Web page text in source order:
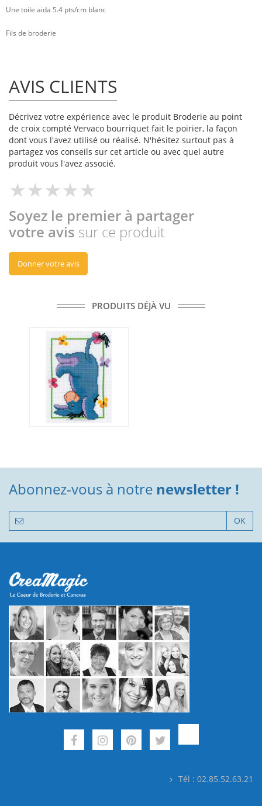
Une toile aida 5.4 pts/cm blanc
Fils de broderie
AVIS CLIENTS
Décrivez votre expérience avec le produit Broderie au point
de croix compté Vervaco bourriquet fait le poirier, la façon
dont vous l'avez utilisé ou réalisé. N'hésitez surtout pas à
partagez vos conseils sur cet article ou avec quel autre
produit vous l'avez associé.
Soyez le premier à partager
votre avis sur ce produit
Donner votre avis
PRODUITS DÉJÀ VU
Abonnez-vous à notre newsletter !
OK
Tél : 02.85.52.63.21